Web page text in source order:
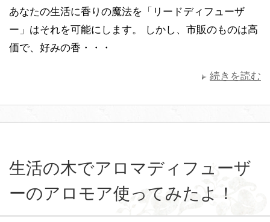
あなたの生活に香りの魔法を「リードディフューザ
ー」はそれを可能にします。 しかし、市販のものは高
価で、好みの香・・・
続きを読む
生活の木でアロマディフューザ
ーのアロモア使ってみたよ！